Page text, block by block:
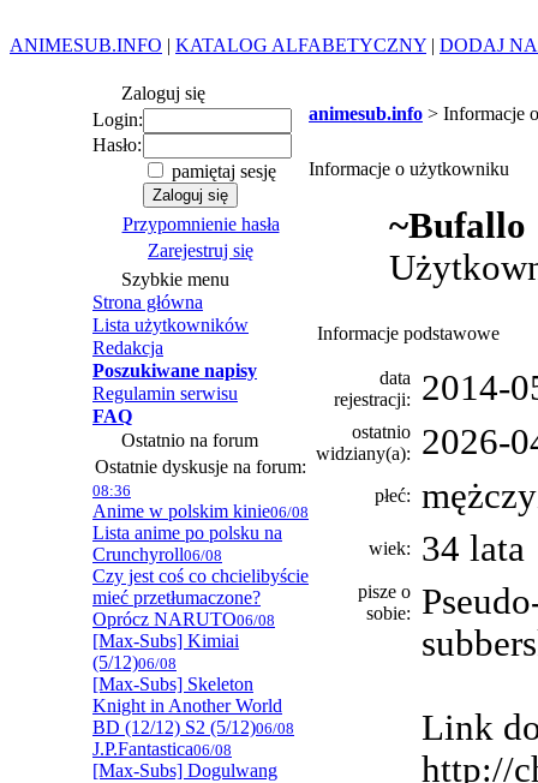
ANIMESUB.INFO | KATALOG ALFABETYCZNY | DODAJ
Zaloguj się
Login:
Hasło:
pamiętaj sesję
Przypomnienie hasła
Zarejestruj się
Szybkie menu
Strona główna
Lista użytkowników
Redakcja
Poszukiwane napisy
Regulamin serwisu
FAQ
Ostatnio na forum
Ostatnie dyskusje na forum:
08:36
Anime w polskim kinie06/08
Lista anime po polsku na
Crunchyroll06/08
Czy jest coś co chcielibyście
mieć przetłumaczone?
Oprócz NARUTO06/08
[Max-Subs] Kimiai
(5/12)06/08
[Max-Subs] Skeleton
Knight in Another World
BD (12/12) S2 (5/12)06/08
J.P.Fantastica06/08
[Max-Subs] Dogulwang
animesub.info > Informacje
Informacje o użytkowniku
~Bufallo
Informacje podstawowe
data
rejestracji:
2014-
ostatnio
widziany(a):
2026-
płeć:
wiek: 34 lata
pisze o
sobie:
Link
http://